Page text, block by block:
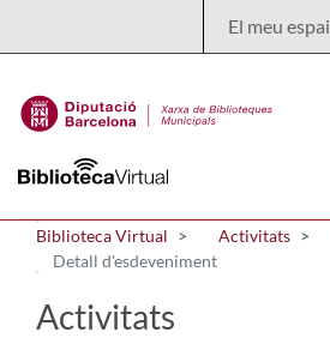
El meu espai
Biblioteca Virtual Activitats
Detall d'esdeveniment
Activitats